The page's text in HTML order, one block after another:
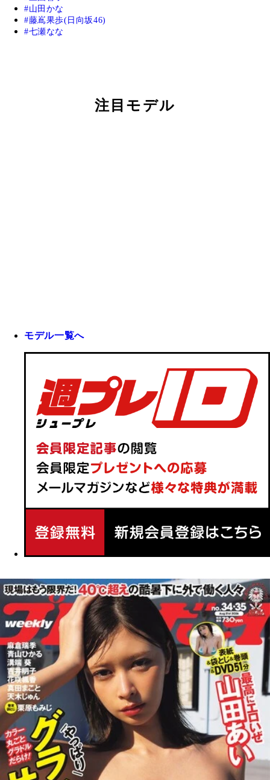
山田かな
藤嶌果歩(日向坂46)
七瀬なな
注目モデル
モデル一覧へ